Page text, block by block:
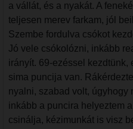
a vállát, és a nyakát. A
teljesen merev farkam, jól
Szembe fordulva csókot
Jó vele csókolózni, inkább
irányít. 69-ezéssel kezdtünk,
sima puncija van.
nyalni, szabad volt, úgyhogy
inkább a puncira helyeztem
csinálja, kézimunkát is visz